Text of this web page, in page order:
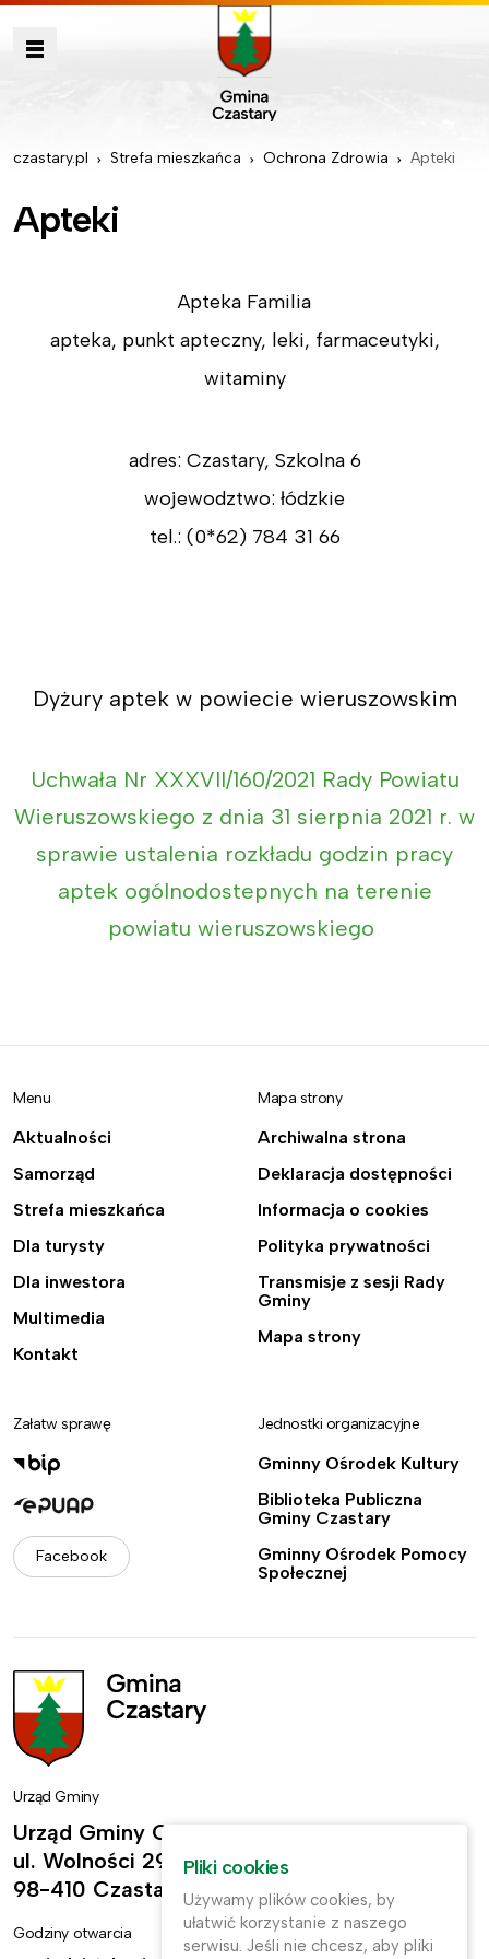
czastary.pl Strefa mieszkańca Ochrona Zdrowia Apteki
Apteki
Apteka Familia
apteka, punkt apteczny, leki, farmaceutyki,
witaminy
adres: Czastary, Szkolna 6
wojewodztwo: łódzkie
tel.: (0*62) 784 31 66
Dyżury aptek w powiecie wieruszowskim
Uchwała Nr XXXVII/160/2021 Rady Powiatu
Wieruszowskiego z dnia 31 sierpnia 2021 r. w
sprawie ustalenia rozkładu godzin pracy
aptek ogólnodostepnych na terenie
powiatu wieruszowskiego
Menu
Aktualności
Samorząd
Strefa mieszkańca
Dla turysty
Dla inwestora
Multimedia
Kontakt
Mapa strony
Archiwalna strona
Deklaracja dostępności
Informacja o cookies
Polityka prywatności
Transmisje z sesji Rady
Gminy
Mapa strony
Załatw sprawę
Facebook
Jednostki organizacyjne
Gminny Ośrodek Kultury
Biblioteka Publiczna
Gminy Czastary
Gminny Ośrodek Pomocy
Społecznej
Urząd Gminy
Urząd Gminy Czastary
ul. Wolności 29,
98-410 Czastary
Godziny otwarcia Kontakt
Pliki cookies
Używamy plików cookies, by
ułatwić korzystanie z naszego
serwisu. Jeśli nie chcesz, aby pliki